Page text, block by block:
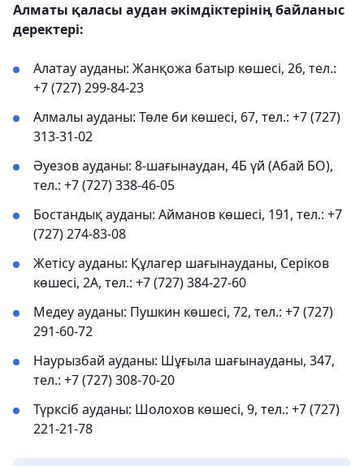
Алматы қаласы аудан әкімдіктерінің байланыс
деректері:
Алатау ауданы: Жанқожа батыр көшесі, 26, тел.:
+7 (727) 299-84-23
Алмалы ауданы: Төле би көшесі, 67, тел.: +7 (727)
313-31-02
Әуезов ауданы: 8-шағынаудан, 4Б үй (Абай БО),
тел.: +7 (727) 338-46-05
Бостандық ауданы: Айманов көшесі, 191, тел.: +7
(727) 274-83-08
Жетісу ауданы: Құлагер шағынауданы, Серіков
көшесі, 2А, тел.: +7 (727) 384-27-60
Медеу ауданы: Пушкин көшесі, 72, тел.: +7 (727)
291-60-72
Наурызбай ауданы: Шұғыла шағынауданы, 347,
тел.: +7 (727) 308-70-20
Түрксіб ауданы: Шолохов көшесі, 9, тел.: +7 (727)
221-21-78